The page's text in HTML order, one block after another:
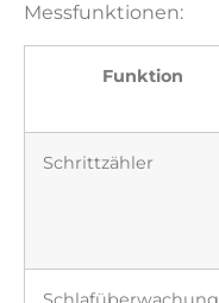
Messfunktionen:
Funktion
Schrittzähler